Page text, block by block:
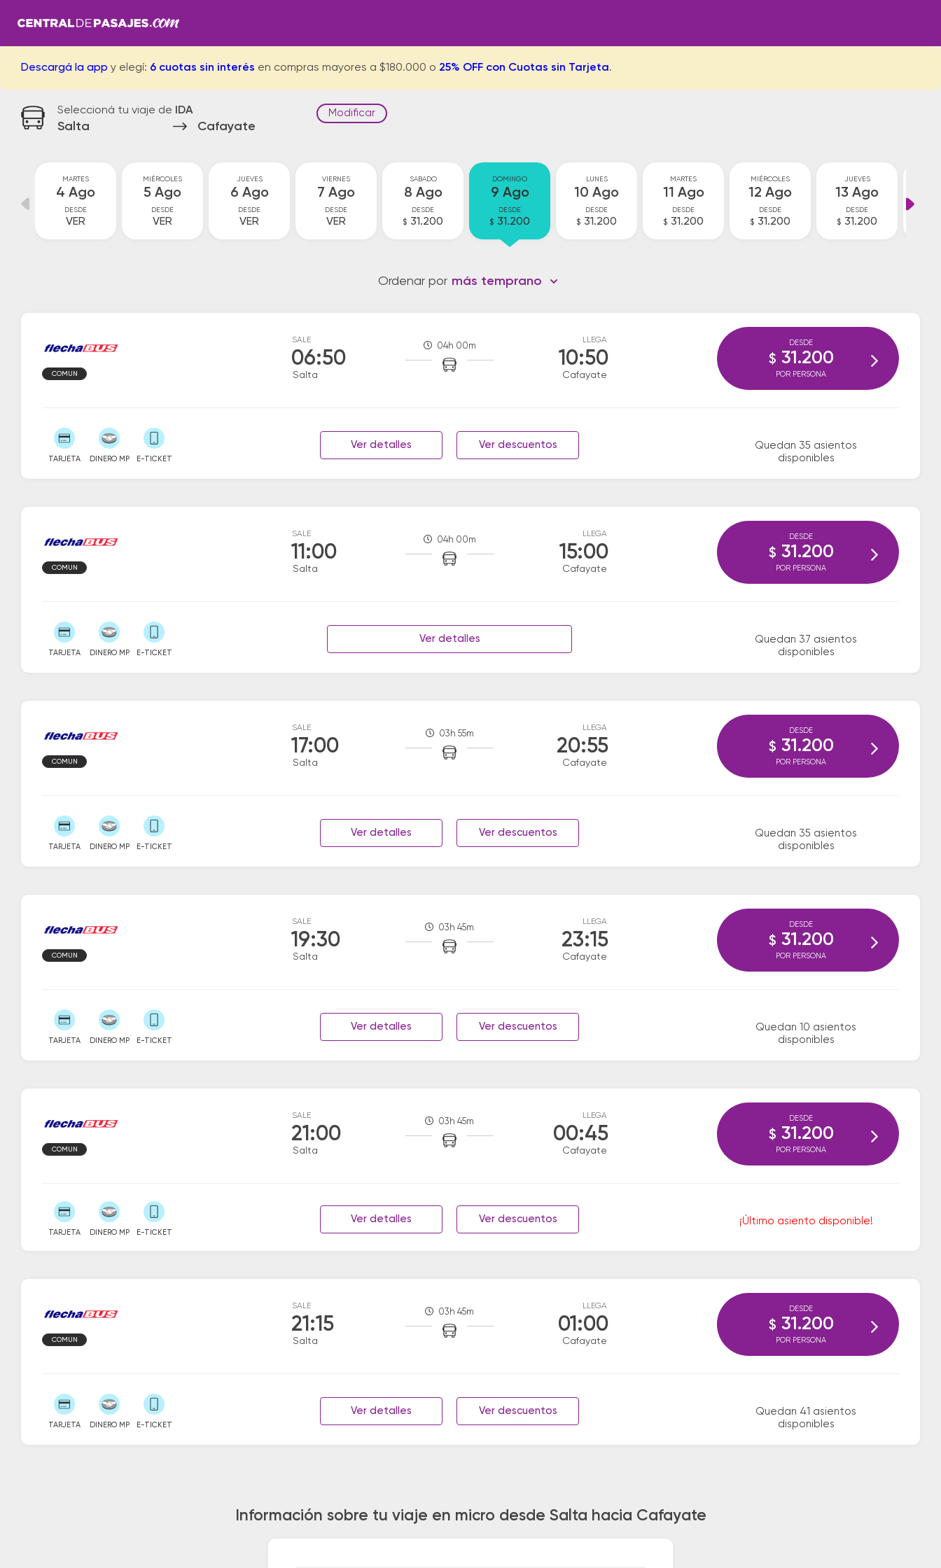
Descargá la app y elegí: 6 cuotas sin interés en compras mayores a $180.000 o 25% OFF con Cuotas sin Tarjeta.
Seleccioná tu viaje de IDA
Salta Cafayate
Modificar
MARTES
4 Ago
DESDE
VER
MIÉRCOLES
5 Ago
DESDE
VER
JUEVES
6 Ago
DESDE
VER
VIERNES
7 Ago
DESDE
VER
SABADO
8 Ago
DESDE
$ 31.200
DOMINGO
9 Ago
DESDE
$ 31.200
LUNES
10 Ago
DESDE
$ 31.200
MARTES
11 Ago
DESDE
$ 31.200
MIÉRCOLES
12 Ago
DESDE
$ 31.200
JUEVES
13 Ago
DESDE
$ 31.200
Ordenar por más temprano
SALE
06:50
Salta
04h 00m
LLEGA
10:50
Cafayate
COMUN
TARJETA DINERO MP E-TICKET
Ver detalles Ver descuentos
Quedan 35 asientos
disponibles
DESDE
$ 31.200
POR PERSONA
SALE
11:00
Salta
04h 00m
LLEGA
15:00
Cafayate
COMUN
TARJETA DINERO MP E-TICKET
Ver detalles
Quedan 37 asientos
disponibles
DESDE
$ 31.200
POR PERSONA
SALE
17:00
Salta
03h 55m
LLEGA
20:55
Cafayate
COMUN
TARJETA DINERO MP E-TICKET
Ver detalles Ver descuentos
Quedan 35 asientos
disponibles
DESDE
$ 31.200
POR PERSONA
SALE
19:30
Salta
03h 45m
LLEGA
23:15
Cafayate
COMUN
TARJETA DINERO MP E-TICKET
Ver detalles Ver descuentos
Quedan 10 asientos
disponibles
DESDE
$ 31.200
POR PERSONA
SALE
21:00
Salta
03h 45m
LLEGA
00:45
Cafayate
COMUN
TARJETA DINERO MP E-TICKET
Ver detalles Ver descuentos ¡Último asiento disponible!
DESDE
$ 31.200
POR PERSONA
SALE
21:15
Salta
03h 45m
LLEGA
01:00
Cafayate
COMUN
TARJETA DINERO MP E-TICKET
Ver detalles Ver descuentos
Quedan 41 asientos
disponibles
DESDE
$ 31.200
POR PERSONA
Información sobre tu viaje en micro desde Salta hacia Cafayate